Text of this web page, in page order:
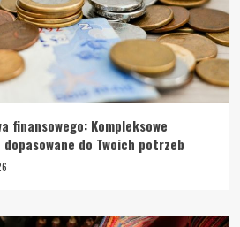
finansowego: Kompleksowe
do Twoich potrzeb